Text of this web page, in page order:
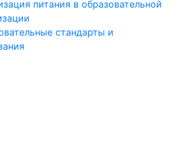
питания в образовательной
стандарты и